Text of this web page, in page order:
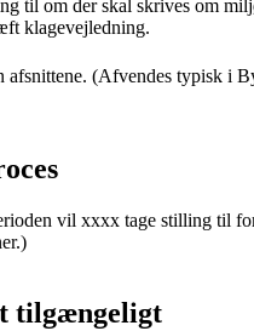
til om der skal skrives om
klagevejledning.
afsnittene. (Afvendes typisk i
vil xxxx tage stilling til
tilgængeligt